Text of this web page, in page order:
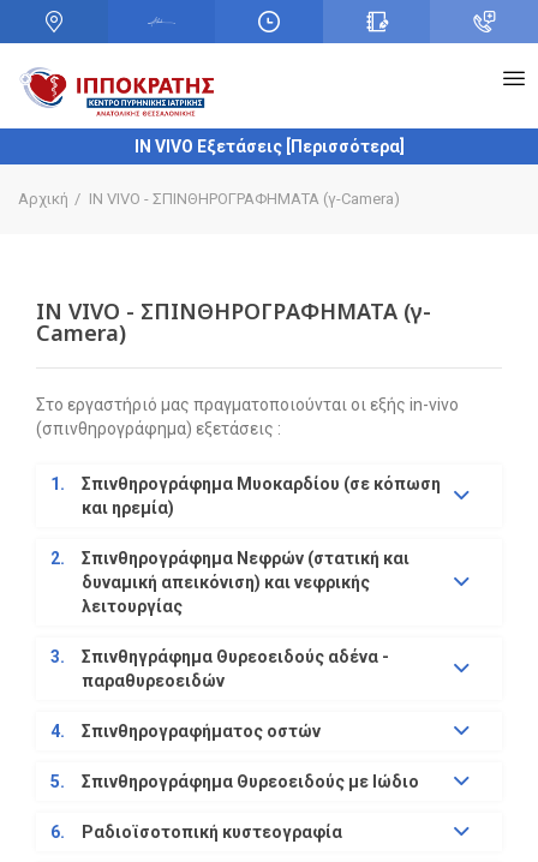
IN VIVO Εξετάσεις [Περισσότερα]
Αρχική IN VIVO - ΣΠΙΝΘΗΡΟΓΡΑΦΗΜΑΤΑ (γ-Camera)
IN VIVO - ΣΠΙΝΘΗΡΟΓΡΑΦΗΜΑΤΑ (γ-
Camera)
Στο εργαστήριό μας πραγματοποιούνται οι εξής in-vivo
(σπινθηρογράφημα) εξετάσεις :
1.
Σπινθηρογράφημα Μυοκαρδίου (σε κόπωση
και ηρεμία)
2.
Σπινθηρογράφημα Νεφρών (στατική και
δυναμική απεικόνιση) και νεφρικής
λειτουργίας
3.
Σπινθηγράφημα Θυρεοειδούς αδένα -
παραθυρεοειδών
4. Σπινθηρογραφήματος οστών
5. Σπινθηρογράφημα Θυρεοειδούς με Ιώδιο
6. Ραδιοϊσοτοπική κυστεογραφία